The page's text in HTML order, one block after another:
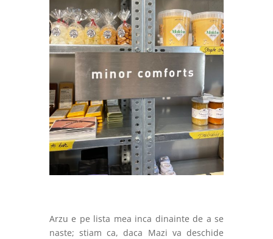
Arzu e pe lista mea inca dinainte de a se
naste; stiam ca, daca Mazi va deschide